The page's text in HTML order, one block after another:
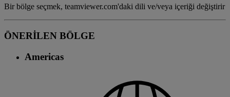
Bir bölge seçmek, teamviewer.com'daki dili ve/veya içeriği değiştirir
ÖNERİLEN BÖLGE
Americas